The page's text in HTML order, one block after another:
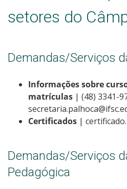
setores do
Demandas/Serviços
Informações sobre
matrículas | (48) 3341-
Certificados |
Demandas/Serviços
Pedagógica